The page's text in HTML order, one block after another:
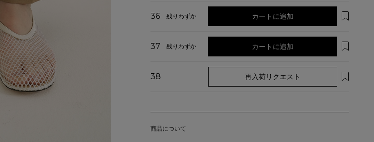
36 残りわずか カートに追加
37 残りわずか カートに追加
38 再入荷リクエスト
商品について